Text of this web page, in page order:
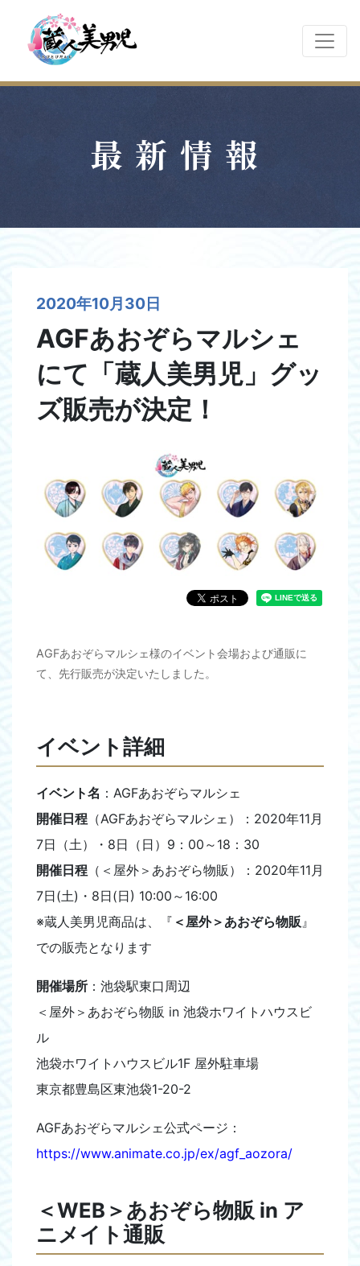
最新情報
2020年10月30日
AGFあおぞらマルシェ
にて「蔵人美男児」グッ
ズ販売が決定！
AGFあおぞらマルシェ様のイベント会場および通販に
て、先行販売が決定いたしました。
イベント詳細
イベント名 ：AGFあおぞらマルシェ
開催日程 （AGFあおぞらマルシェ）：2020年11月
7日（土）・8日（日）9：00～18：30
開催日程 （＜屋外＞あおぞら物販）：2020年11月
7日(土)・8日(日) 10:00～16:00
※蔵人美男児商品は、『 ＜屋外＞あおぞら物販 』
での販売となります
開催場所 ：池袋駅東口周辺
＜屋外＞あおぞら物販 in 池袋ホワイトハウスビ
ル
池袋ホワイトハウスビル1F 屋外駐車場
東京都豊島区東池袋1-20-2
AGFあおぞらマルシェ公式ページ：
https://www.animate.co.jp/ex/agf_aozora/
＜WEB＞あおぞら物販 in ア
ニメイト通販